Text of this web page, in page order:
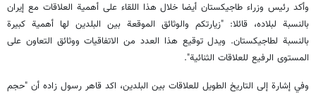
وأكد رئيس وزراء طاجيكستان أيضا خلال هذا اللقاء على أهمية العلاقات مع إيران
بالنسبة لبلاده، قائلا: "زيارتكم والوثائق الموقعة بين البلدين لها أهمية كبيرة
بالنسبة لطاجيكستان. ويدل توقيع هذا العدد من الاتفاقيات ووثائق التعاون على
المستوى الرفيع للعلاقات الثنائية".
وفي إشارة إلى التاريخ الطويل للعلاقات بين البلدين، اكد قاهر رسول زاده أن "حجم